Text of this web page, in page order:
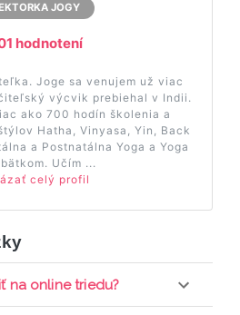
JOGY
hodnotení
Joge sa venujem už viac
výcvik prebiehal v Indii.
ako 700 hodín školenia a
Hatha, Vinyasa, Yin, Back
a Postnatálna Yoga a Yoga
Učím ...
celý profil
na online triedu?